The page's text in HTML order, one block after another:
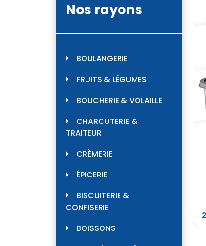
Nos rayons
BOULANGERIE
FRUITS & LÉGUMES
BOUCHERIE & VOLAILLE
CHARCUTERIE &
TRAITEUR
CRÈMERIE
ÉPICERIE
BISCUITERIE &
CONFISERIE
BOISSONS